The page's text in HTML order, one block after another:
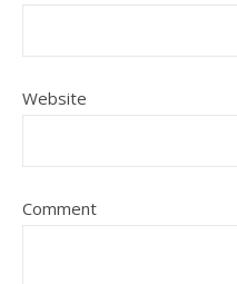
Website
Comment